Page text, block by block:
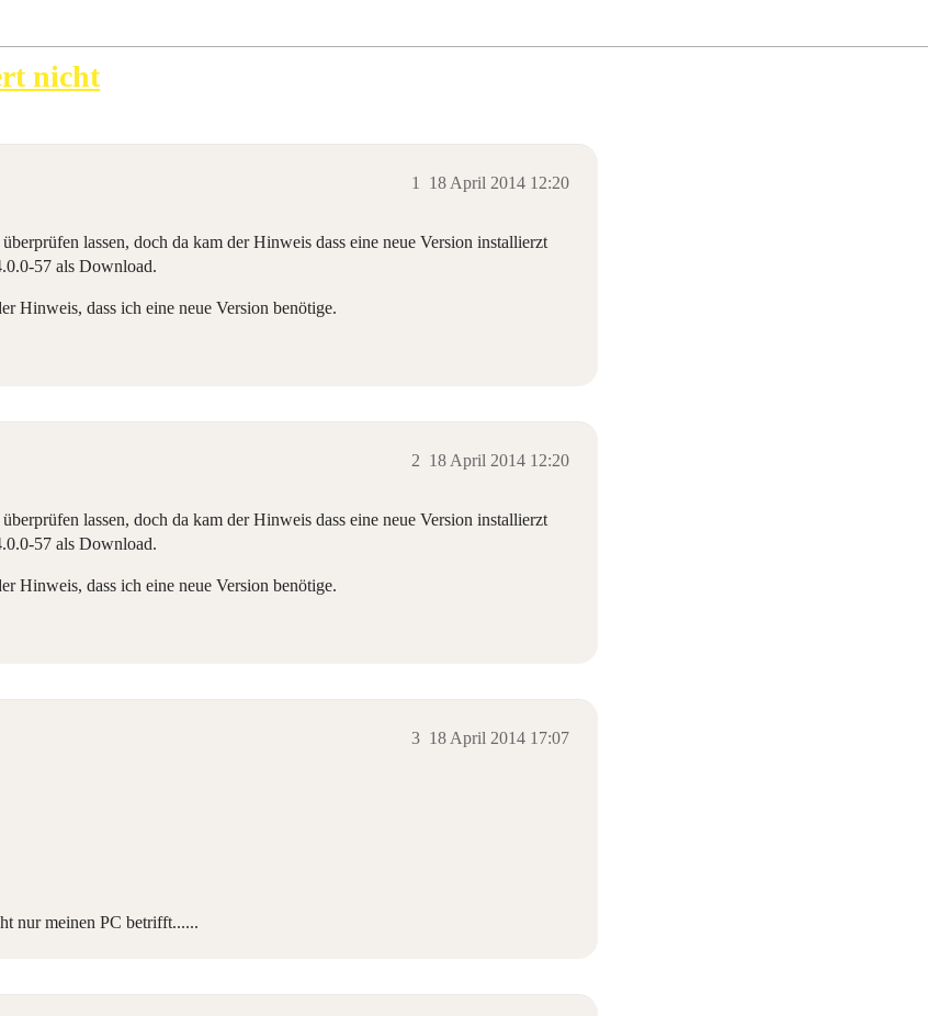
nicht
18 April 2014 12:20
1
lassen, doch da kam der Hinweis dass eine neue Version installierzt
57 als Download.
Hinweis, dass ich eine neue Version benötige.
18 April 2014 12:20
2
lassen, doch da kam der Hinweis dass eine neue Version installierzt
57 als Download.
Hinweis, dass ich eine neue Version benötige.
18 April 2014 17:07
3
nur meinen PC betrifft......